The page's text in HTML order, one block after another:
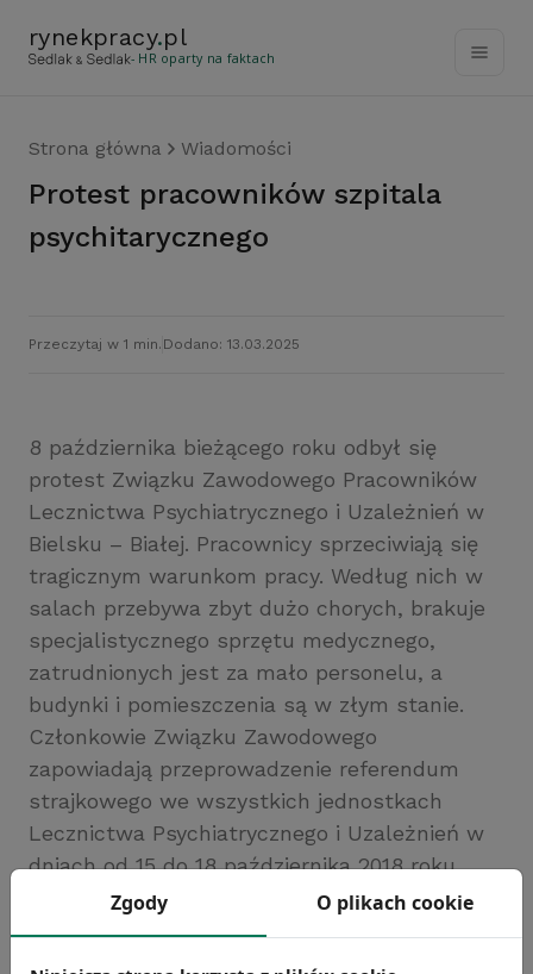
rynekpracy.pl
- HR oparty na faktach
Strona główna Wiadomości
Protest pracowników szpitala
psychitarycznego
Przeczytaj w 1 min. Dodano: 13.03.2025
8 października bieżącego roku odbył się
protest Związku Zawodowego Pracowników
Lecznictwa Psychiatrycznego i Uzależnień w
Bielsku – Białej. Pracownicy sprzeciwiają się
tragicznym warunkom pracy. Według nich w
salach przebywa zbyt dużo chorych, brakuje
specjalistycznego sprzętu medycznego,
zatrudnionych jest za mało personelu, a
budynki i pomieszczenia są w złym stanie.
Członkowie Związku Zawodowego
zapowiadają przeprowadzenie referendum
strajkowego we wszystkich jednostkach
Lecznictwa Psychiatrycznego i Uzależnień w
dniach od 15 do 18 października 2018 roku.
Źródło: https://www.radio.katowice.pl/
Chcesz wiedzieć więcej?
Zobacz więcej wiadomości
Zgody O plikach cookie